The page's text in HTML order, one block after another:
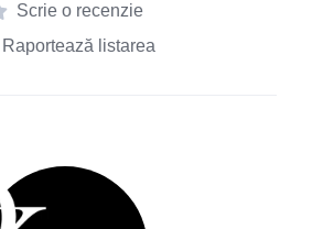
Scrie o recenzie
Raportează listarea